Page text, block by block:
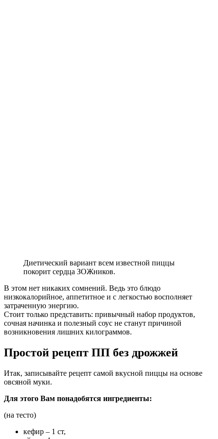
Диетический вариант всем известной пиццы
покорит сердца ЗОЖников.
В этом нет никаких сомнений. Ведь это блюдо
низкокалорийное, аппетитное и с легкостью восполняет
затраченную энергию.
Стоит только представить: привычный набор продуктов,
сочная начинка и полезный соус не станут причиной
возникновения лишних килограммов.
Простой рецепт ПП без дрожжей
Итак, записывайте рецепт самой вкусной пиццы на основе
овсяной муки.
Для этого Вам понадобятся ингредиенты:
(на тесто)
кефир – 1 ст,